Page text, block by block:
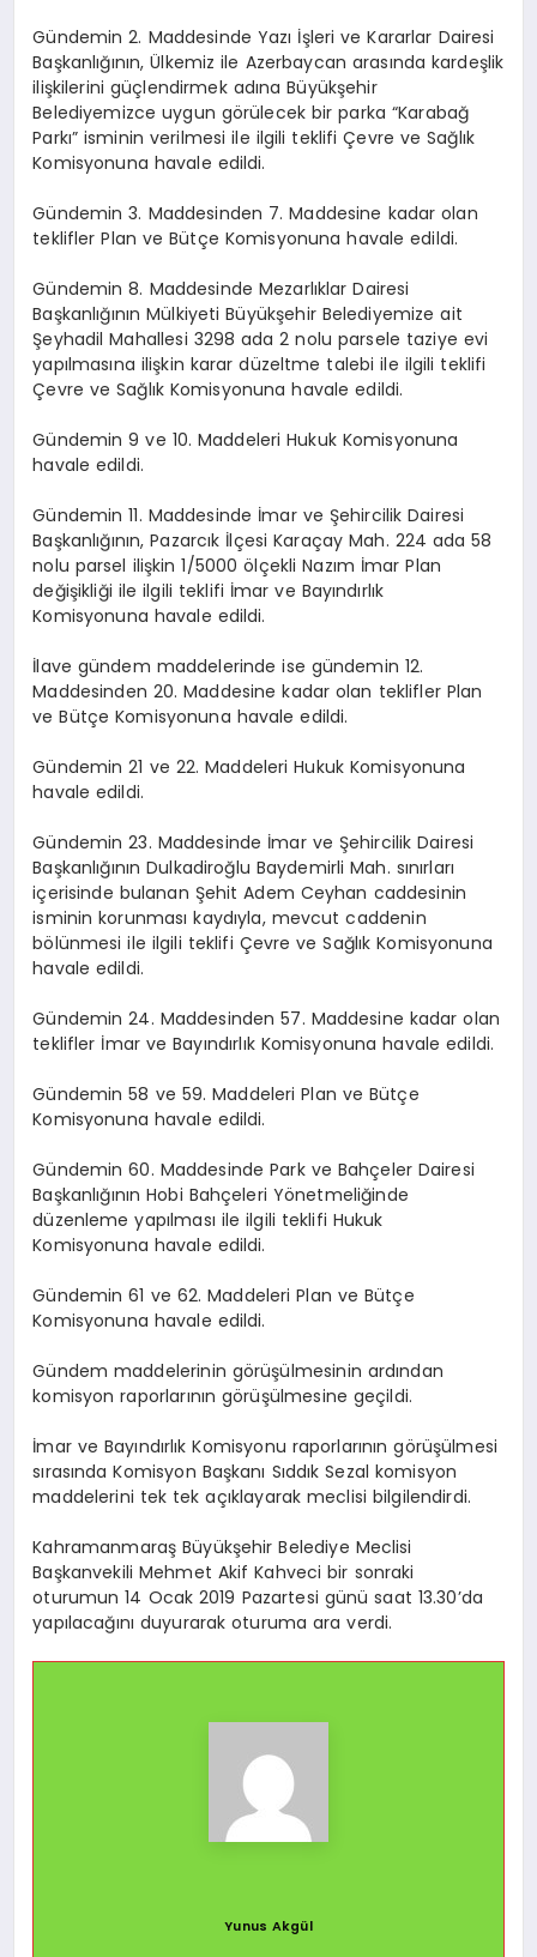
Gündemin 2. Maddesinde Yazı İşleri ve Kararlar Dairesi
Başkanlığının, Ülkemiz ile Azerbaycan arasında kardeşlik
ilişkilerini güçlendirmek adına Büyükşehir
Belediyemizce uygun görülecek bir parka “Karabağ
Parkı” isminin verilmesi ile ilgili teklifi Çevre ve Sağlık
Komisyonuna havale edildi.
Gündemin 3. Maddesinden 7. Maddesine kadar olan
teklifler Plan ve Bütçe Komisyonuna havale edildi.
Gündemin 8. Maddesinde Mezarlıklar Dairesi
Başkanlığının Mülkiyeti Büyükşehir Belediyemize ait
Şeyhadil Mahallesi 3298 ada 2 nolu parsele taziye evi
yapılmasına ilişkin karar düzeltme talebi ile ilgili teklifi
Çevre ve Sağlık Komisyonuna havale edildi.
Gündemin 9 ve 10. Maddeleri Hukuk Komisyonuna
havale edildi.
Gündemin 11. Maddesinde İmar ve Şehircilik Dairesi
Başkanlığının, Pazarcık İlçesi Karaçay Mah. 224 ada 58
nolu parsel ilişkin 1/5000 ölçekli Nazım İmar Plan
değişikliği ile ilgili teklifi İmar ve Bayındırlık
Komisyonuna havale edildi.
İlave gündem maddelerinde ise gündemin 12.
Maddesinden 20. Maddesine kadar olan teklifler Plan
ve Bütçe Komisyonuna havale edildi.
Gündemin 21 ve 22. Maddeleri Hukuk Komisyonuna
havale edildi.
Gündemin 23. Maddesinde İmar ve Şehircilik Dairesi
Başkanlığının Dulkadiroğlu Baydemirli Mah. sınırları
içerisinde bulanan Şehit Adem Ceyhan caddesinin
isminin korunması kaydıyla, mevcut caddenin
bölünmesi ile ilgili teklifi Çevre ve Sağlık Komisyonuna
havale edildi.
Gündemin 24. Maddesinden 57. Maddesine kadar olan
teklifler İmar ve Bayındırlık Komisyonuna havale edildi.
Gündemin 58 ve 59. Maddeleri Plan ve Bütçe
Komisyonuna havale edildi.
Gündemin 60. Maddesinde Park ve Bahçeler Dairesi
Başkanlığının Hobi Bahçeleri Yönetmeliğinde
düzenleme yapılması ile ilgili teklifi Hukuk
Komisyonuna havale edildi.
Gündemin 61 ve 62. Maddeleri Plan ve Bütçe
Komisyonuna havale edildi.
Gündem maddelerinin görüşülmesinin ardından
komisyon raporlarının görüşülmesine geçildi.
İmar ve Bayındırlık Komisyonu raporlarının görüşülmesi
sırasında Komisyon Başkanı Sıddık Sezal komisyon
maddelerini tek tek açıklayarak meclisi bilgilendirdi.
Kahramanmaraş Büyükşehir Belediye Meclisi
Başkanvekili Mehmet Akif Kahveci bir sonraki
oturumun 14 Ocak 2019 Pazartesi günü saat 13.30’da
yapılacağını duyurarak oturuma ara verdi.
Yunus Akgül